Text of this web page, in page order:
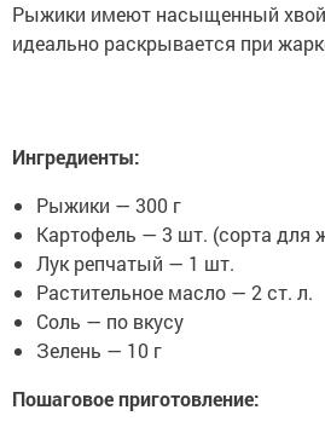
Рыжики имеют насыщенный
идеально раскрывается при
Ингредиенты:
Рыжики — 300 г
Картофель — 3 шт. (сорта для
Лук репчатый — 1 шт.
Растительное масло — 2 ст. л.
Соль — по вкусу
Зелень — 10 г
Пошаговое приготовление: